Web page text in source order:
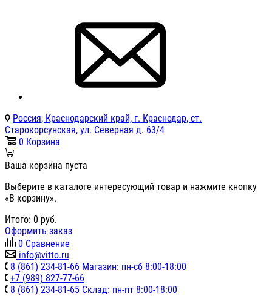
Россия, Краснодарский край, г. Краснодар, ст.
Старокорсунская, ул. Северная д. 63/4
0 Корзина
Ваша корзина пуста
Выберите в каталоге интересующий товар и нажмите кнопку
«В корзину».
Итого: 0 руб.
Оформить заказ
0 Сравнение
info@vitto.ru
8 (861) 234-81-66 Магазин: пн-сб 8:00-18:00
+7 (989) 827-77-66
8 (861) 234-81-65 Склад: пн-пт 8:00-18:00